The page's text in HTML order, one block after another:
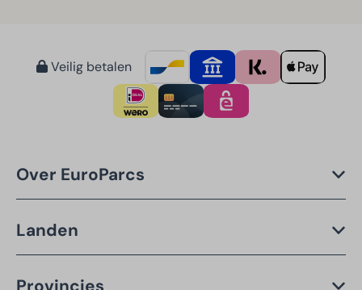
Veilig betalen
Over EuroParcs
Landen
Provincies